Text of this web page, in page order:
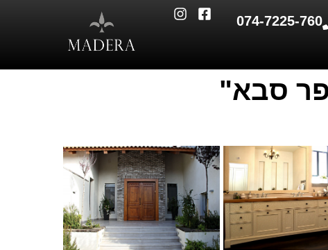
074-7225-760
סבא"